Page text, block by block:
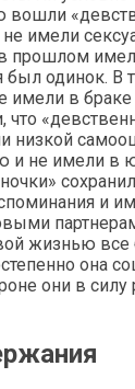
вошли
имели
прошлом
был одинок. В
имели в
что
низкой
и не имели в
и
жизнью все
она
они в